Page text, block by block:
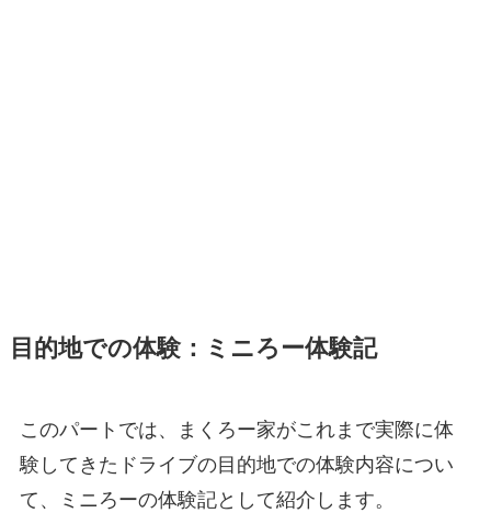
目的地での体験：ミニろー体験記
このパートでは、まくろー家がこれまで実際に体
験してきたドライブの目的地での体験内容につい
て、ミニろーの体験記として紹介します。